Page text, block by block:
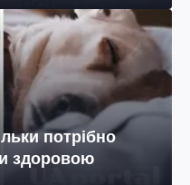
потрібно
здоровою